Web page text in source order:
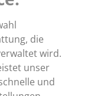
die
wird.
unser
und